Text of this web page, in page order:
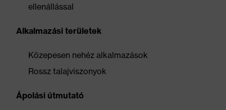
ellenállással
Alkalmazási területek
Közepesen nehéz alkalmazások
Rossz talajviszonyok
Ápolási útmutató